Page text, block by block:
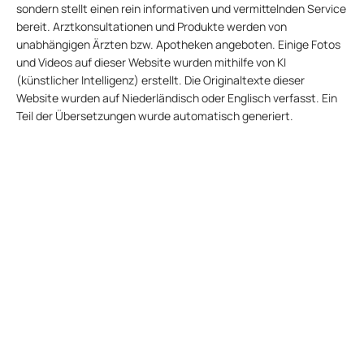
sondern stellt einen rein informativen und vermittelnden Service
bereit. Arztkonsultationen und Produkte werden von
unabhängigen Ärzten bzw. Apotheken angeboten. Einige Fotos
und Videos auf dieser Website wurden mithilfe von KI
(künstlicher Intelligenz) erstellt. Die Originaltexte dieser
Website wurden auf Niederländisch oder Englisch verfasst. Ein
Teil der Übersetzungen wurde automatisch generiert.